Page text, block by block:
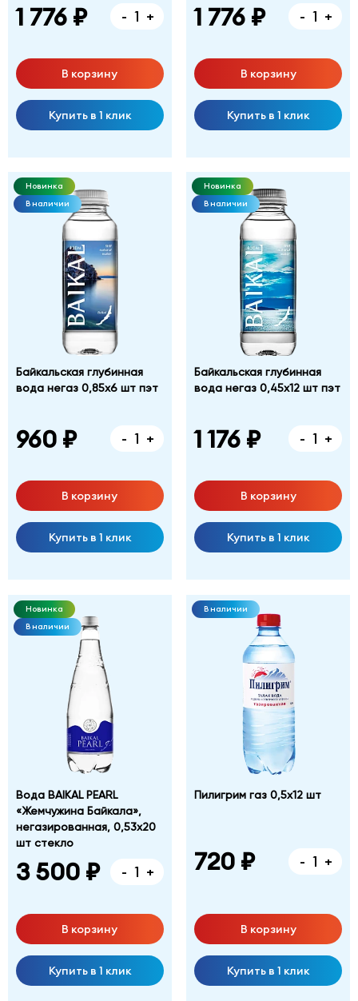
1 776 ₽ - +
В корзину
Купить в 1 клик
1 776 ₽ - +
В корзину
Купить в 1 клик
Новинка
В наличии
Байкальская глубинная
вода негаз 0,85х6 шт пэт
960 ₽ - +
В корзину
Купить в 1 клик
Новинка
В наличии
Байкальская глубинная
вода негаз 0,45х12 шт пэт
1 176 ₽ - +
В корзину
Купить в 1 клик
Новинка
В наличии
Вода BAIKAL PEARL
«Жемчужина Байкала»,
негазированная, 0,53х20
шт стекло
3 500 ₽ - +
В корзину
Купить в 1 клик
В наличии
Пилигрим газ 0,5х12 шт
720 ₽ - +
В корзину
Купить в 1 клик